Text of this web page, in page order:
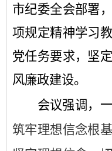
市纪委全会部署，
项规定精神学习教
党任务要求，坚
风廉政建设。
会议强调，
筑牢理想信念根